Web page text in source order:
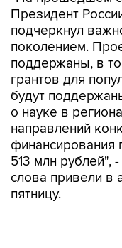
Президент
подчеркнул
поколением.
поддержаны, в
грантов для
будут
о науке в
направлений
финансирования
513 млн рублей",
слова привели в
пятницу.